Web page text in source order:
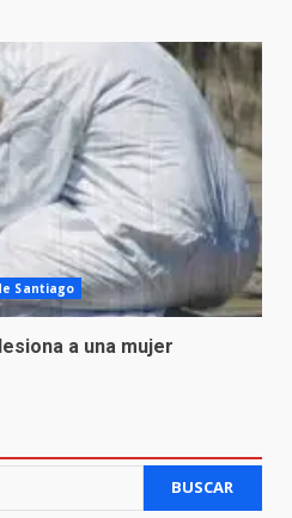
Santiago
a una mujer
BUSCAR